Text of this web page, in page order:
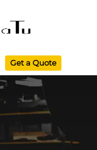
Get a Quote